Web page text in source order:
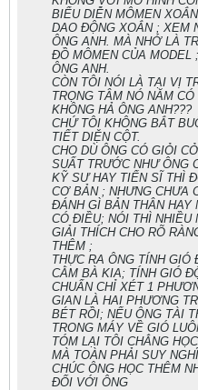
BIỂU DIỄN MÔMEN
DAO ĐỘNG XOẮN ; XEM
ÔNG ANH. MÀ NHỚ LÀ
ĐỒ MÔMEN CỦA MODEL
ÔNG ANH.
CÒN TÔI NÓI LÀ TẠI VỊ
TRỌNG TÂM NÓ NĂM
KHÔNG HẢ ÔNG ANH???
CHỨ TÔI KHÔNG BẮT
TIẾT DIỆN CỘT.
CHO DÙ ÔNG CÓ GIỎI
SUẤT TRƯỚC NHƯ ÔNG
KỸ SƯ HAY TIẾN SĨ THÌ
CƠ BẢN ; NHƯNG CHƯA
ĐÁNH GÌ BẢN THÂN HAY
CÓ ĐIỀU; NÓI THÌ NHIỀU
GIẢI THÍCH CHO RÕ
THÊM ;
THỰC RA ÔNG TÍNH GIÓ
CẰM BÀ KIA; TÍNH GIÓ
CHUẨN CHỈ XÉT 1
GIAN LÀ HAI PHƯƠNG
BÉT RỒI; NẾU ÔNG TÀI
TRONG MÁY VỀ GIÓ
TÓM LẠI TÔI CHẲNG
MÀ TOÀN PHẢI SUY
CHÚC ÔNG HỌC THÊM
ĐỐI VỚI ÔNG